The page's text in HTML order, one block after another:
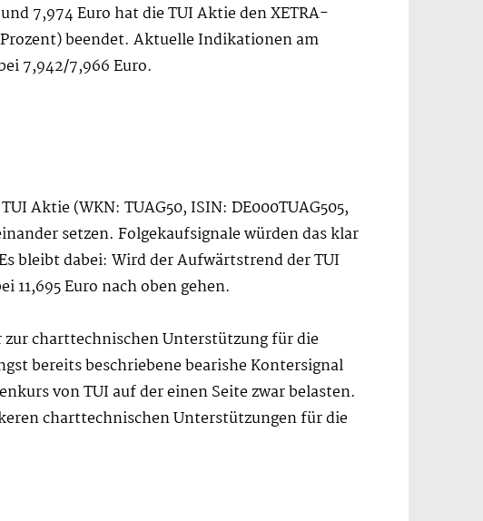
7,974 Euro hat die TUI Aktie den XETRA-
beendet. Aktuelle Indikationen am
7,942/7,966 Euro.
Aktie (WKN: TUAG50, ISIN: DE000TUAG505,
setzen. Folgekaufsignale würden das klar
bleibt dabei: Wird der Aufwärtstrend der TUI
11,695 Euro nach oben gehen.
zur charttechnischen Unterstützung für die
bereits beschriebene bearishe Kontersignal
von TUI auf der einen Seite zwar belasten.
charttechnischen Unterstützungen für die